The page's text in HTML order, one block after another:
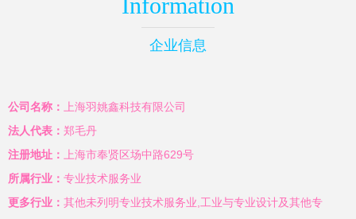
企业信息
公司名称：
上海羽姚鑫科技有限公司
法人代表： 郑毛丹
注册地址：
上海市奉贤区场中路629号
所属行业： 专业技术服务业
更多行业： 其他未列明专业技术服务业,工业与专业设计及其他专